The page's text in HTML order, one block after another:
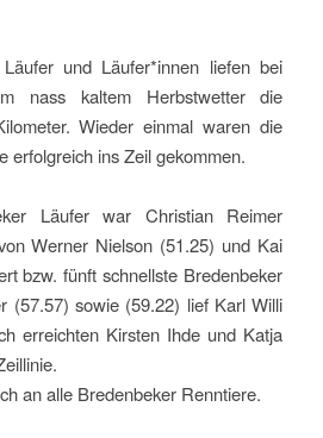
und Läufer*innen liefen bei
nass kaltem Herbstwetter die
Wieder einmal waren die
erfolgreich ins Zeil gekommen.
Läufer war Christian Reimer
Werner Nielson (51.25) und Kai
bzw. fünft schnellste Bredenbeker
(57.57) sowie (59.22) lief Karl Willi
erreichten Kirsten Ihde und Katja
an alle Bredenbeker Renntiere.